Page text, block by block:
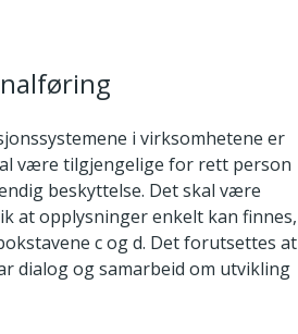
i virksomhetene er
være tilgjengelige for rett person
beskyttelse. Det skal være
at opplysninger enkelt kan finnes,
c og d. Det forutsettes at
dialog og samarbeid om utvikling